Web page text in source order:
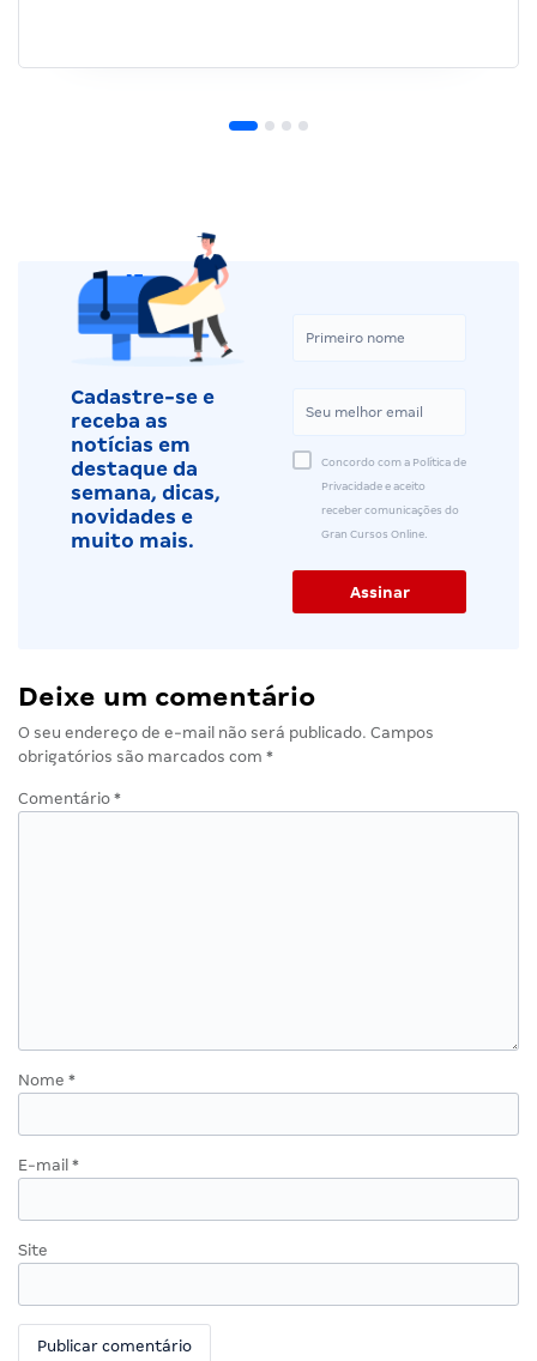
Cadastre-se e
receba as
notícias em
destaque da
semana, dicas,
novidades e
muito mais.
Concordo com a Política de
Privacidade e aceito
receber comunicações do
Gran Cursos Online.
Deixe um comentário
O seu endereço de e-mail não será publicado. Campos
obrigatórios são marcados com *
Comentário *
Nome *
E-mail *
Site